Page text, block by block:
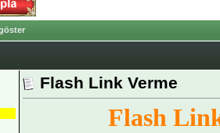
Flash Link Verme
Flash